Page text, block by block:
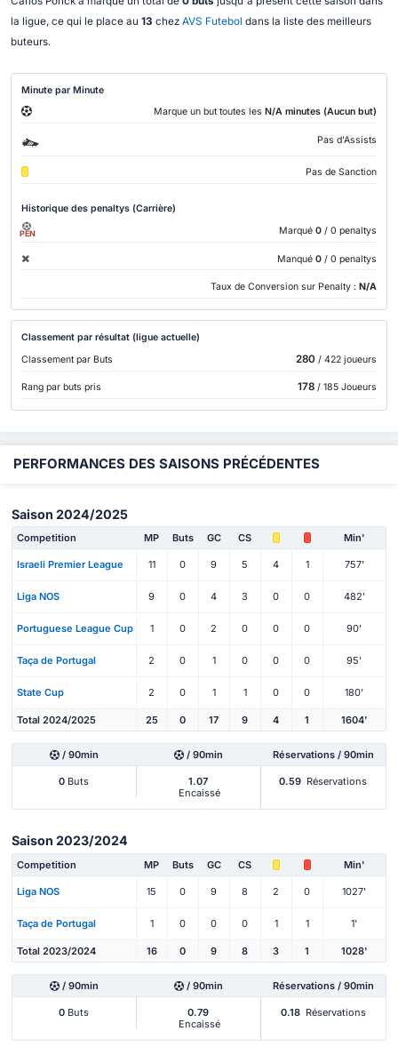
la ligue, ce qui le place au 13 chez AVS Futebol dans la liste des meilleurs
buteurs.
Minute par Minute
Marque un but toutes les N/A minutes (Aucun but)
Pas d'Assists
Pas de Sanction
Historique des penaltys (Carrière)
PEN Marqué 0 / 0 penaltys
Manqué 0 / 0 penaltys
Taux de Conversion sur Penalty : N/A
Classement par résultat (ligue actuelle)
Classement par Buts
280 / 422 joueurs
Rang par buts pris 178/ 185 Joueurs
PERFORMANCES DES SAISONS PRÉCÉDENTES
Saison 2024/2025
Competition MP Buts GC CS Min'
Israeli Premier League 11 0 9 5 4 1 757'
Liga NOS 9 0 4 3 0 0 482'
Portuguese League Cup 1 0 2 0 0 0 90'
Taça de Portugal 2 0 1 0 0 0 95'
State Cup 2 0 1 1 0 0 180'
Total 2024/2025 25 0 17 9 4 1 1604'
/ 90min / 90min Réservations / 90min
0 Buts
1.07
Encaissé
0.59 Réservations
Saison 2023/2024
Competition MP Buts GC CS Min'
Liga NOS 15 0 9 8 2 0 1027'
Taça de Portugal 1 0 0 0 1 1 1'
Total 2023/2024 16 0 9 8 3 1 1028'
/ 90min / 90min Réservations / 90min
0 Buts
0.79
Encaissé
0.18 Réservations